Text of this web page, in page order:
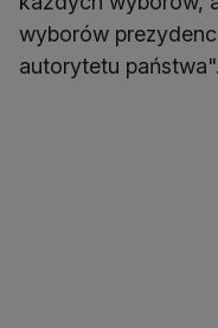
wyborów
autorytetu państwa".